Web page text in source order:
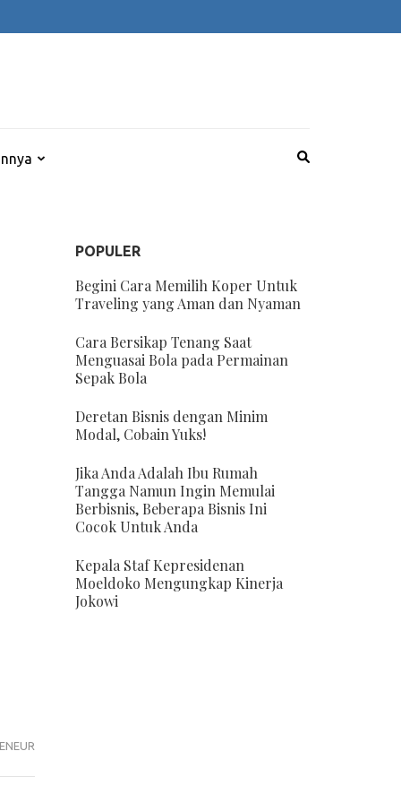
POPULER
Begini Cara Memilih Koper Untuk
Traveling yang Aman dan Nyaman
Cara Bersikap Tenang Saat
Menguasai Bola pada Permainan
Sepak Bola
Deretan Bisnis dengan Minim
Modal, Cobain Yuks!
Jika Anda Adalah Ibu Rumah
Tangga Namun Ingin Memulai
Berbisnis, Beberapa Bisnis Ini
Cocok Untuk Anda
Kepala Staf Kepresidenan
Moeldoko Mengungkap Kinerja
Jokowi